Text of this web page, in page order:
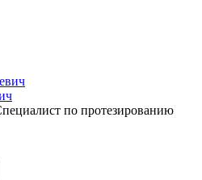
по протезированию